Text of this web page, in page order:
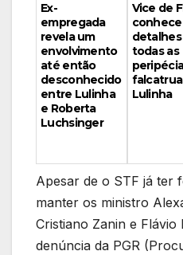
Ex-
empregada
revela um
envolvimento
até então
desconhecido
entre Lulinha
e Roberta
Luchsinger
Vice de
detalhes
todas as
Lulinha
Apesar de o STF já ter
manter os ministro
Cristiano Zanin e
denúncia da PGR